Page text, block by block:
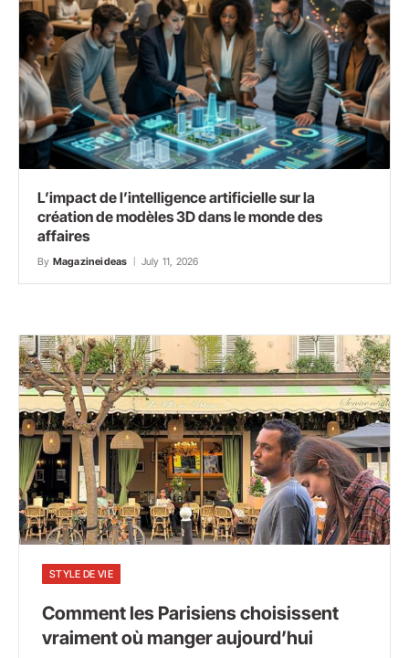
L’impact de l’intelligence artificielle sur la
création de modèles 3D dans le monde des
affaires
By Magazineideas July 11, 2026
STYLE DE VIE
Comment les Parisiens choisissent
vraiment où manger aujourd’hui